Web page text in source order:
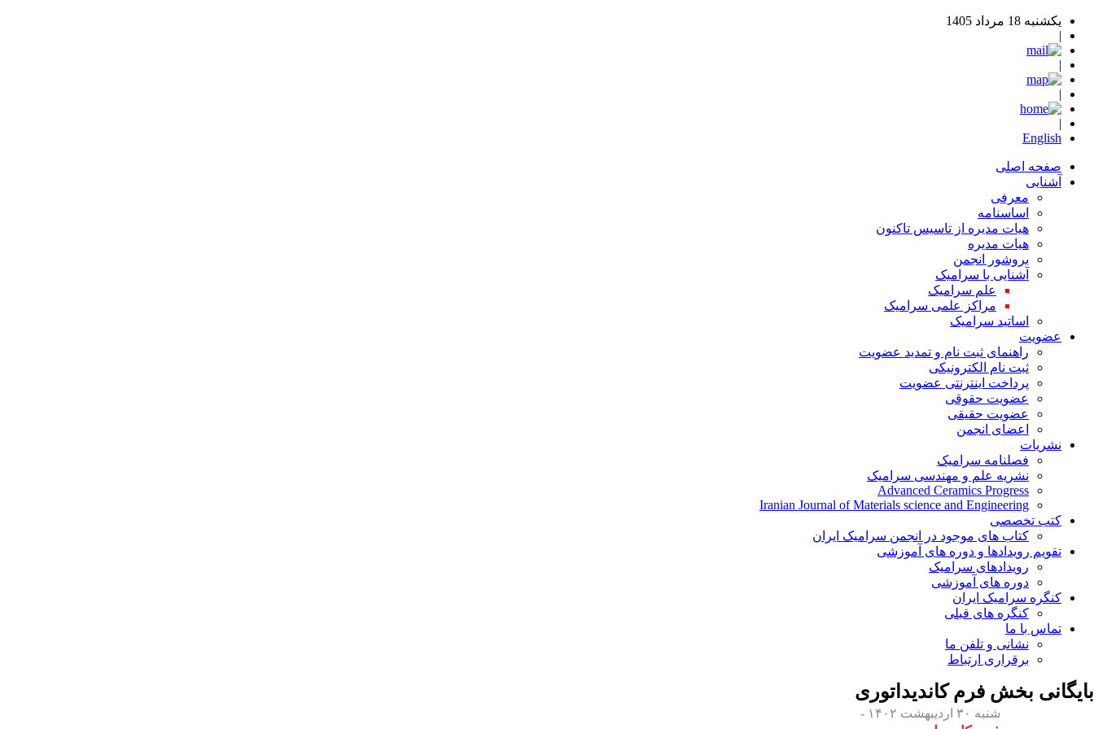
یکشنبه 18 مرداد 1405
|
|
|
|
English
صفحه اصلی
آشنایی
معرفی
اساسنامه
هیات مدیره از تاسیس تاکنون
هیات مدیره
بروشور انجمن
آشنایی با سرامیک
علم سرامیک
مراکز علمی سرامیک
اساتید سرامیک
عضویت
راهنمای ثبت نام و تمدید عضویت
ثبت نام الکترونیکی
پرداخت اینترنتی عضویت
عضویت حقوقی
عضویت حقیقی
اعضای انجمن
نشریات
فصلنامه سرامیک
نشریه علم و مهندسی سرامیک
Advanced Ceramics Progress
Iranian Journal of Materials science and Engineering
کتب تخصصی
کتاب های موجود در انجمن سرامیک ایران
تقویم رویدادها و دوره های آموزشی
رویدادهای سرامیک
دوره های آموزشی
کنگره سرامیک ایران
کنگره های قبلی
تماس با ما
نشانی و تلفن ما
برقراری ارتباط
بایگانی بخش فرم کاندیداتوری
شنبه ۳۰ اردیبهشت ۱۴۰۲ -